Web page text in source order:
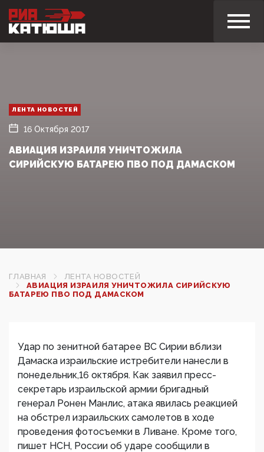
ЛЕНТА НОВОСТЕЙ
16 Октября 2017
АВИАЦИЯ ИЗРАИЛЯ УНИЧТОЖИЛА
СИРИЙСКУЮ БАТАРЕЮ ПВО ПОД ДАМАСКОМ‍
ГЛАВНАЯ
ЛЕНТА НОВОСТЕЙ
АВИАЦИЯ ИЗРАИЛЯ УНИЧТОЖИЛА СИРИЙСКУЮ
БАТАРЕЮ ПВО ПОД ДАМАСКОМ‍
Удар по зенитной батарее ВС Сирии вблизи
Дамаска израильские истребители нанесли в
понедельник,16 октября. Как заявил пресс-
секретарь израильской армии бригадный
генерал Ронен Манлис, атака явилась реакцией
на обстрел израильских самолетов в ходе
проведения фотосъемки в Ливане. Кроме того,
пишет НСН, России об ударе сообщили в